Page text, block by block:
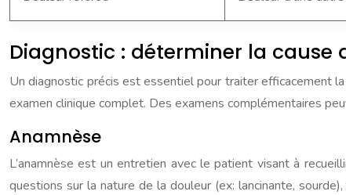
Diagnostic : déterminer la cause
Un diagnostic précis est essentiel pour traiter efficacement
examen clinique complet. Des examens complémentaires
Anamnèse
L’anamnèse est un entretien avec le patient visant à
questions sur la nature de la douleur (ex: lancinante,